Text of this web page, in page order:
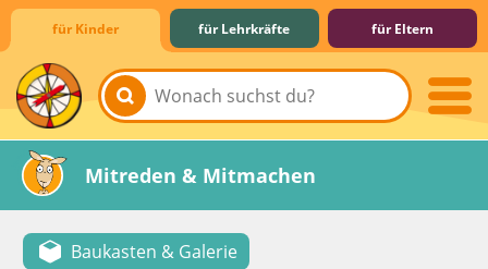
für Kinder für Lehrkräfte für Eltern
Lernen & Schule
Hobby & Freizeit
Spiel & Spaß
Mitreden & Mitmachen
Baukasten & Galerie